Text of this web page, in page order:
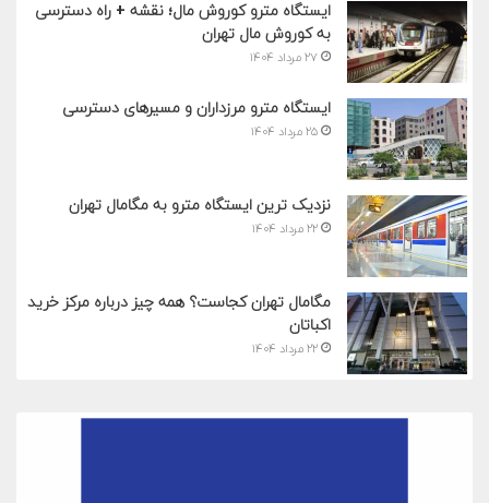
ایستگاه مترو کوروش مال؛ نقشه + راه دسترسی
به کوروش مال تهران
۲۷ مرداد ۱۴۰۴
ایستگاه مترو مرزداران و مسیرهای دسترسی
۲۵ مرداد ۱۴۰۴
نزدیک ترین ایستگاه مترو به مگامال تهران
۲۲ مرداد ۱۴۰۴
مگامال تهران کجاست؟ همه چیز درباره مرکز خرید
اکباتان
۲۲ مرداد ۱۴۰۴